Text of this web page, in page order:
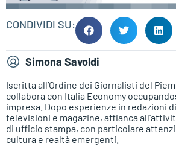
CONDIVIDI SU:
Simona Savoldi
Iscritta all’Ordine dei Giornalisti del
collabora con Italia Economy
impresa. Dopo esperienze in redazioni
televisioni e magazine, affianca
di ufficio stampa, con particolare
cultura e realtà emergenti.